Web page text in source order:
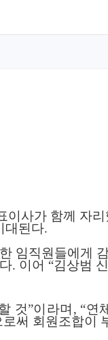
이사가 함께 자
대된다.
임직원들에게
. 이어 “김상범
것”이라며 , “연
써 회원조합이